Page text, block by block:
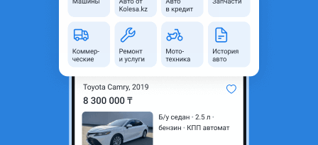
Porsche Cayenne
Новые японские Тормозные перфорированные диски с колодками на Порше 955-3.2,
1635 9
Новые Катализаторы Е4 и Е5 на Любые